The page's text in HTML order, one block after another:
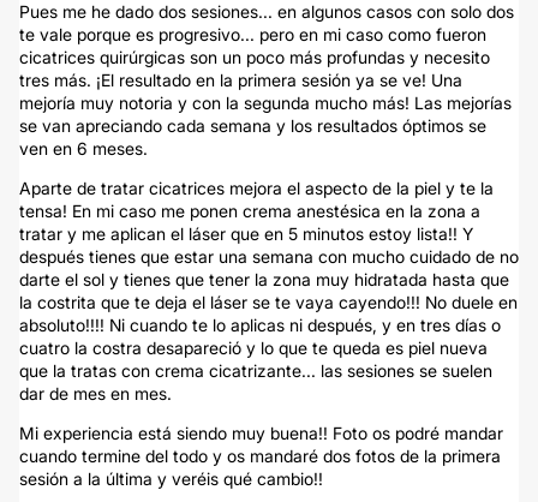
Pues me he dado dos sesiones... en algunos casos con solo dos
te vale porque es progresivo... pero en mi caso como fueron
cicatrices quirúrgicas son un poco más profundas y necesito
tres más. ¡El resultado en la primera sesión ya se ve! Una
mejoría muy notoria y con la segunda mucho más! Las mejorías
se van apreciando cada semana y los resultados óptimos se
ven en 6 meses.
Aparte de tratar cicatrices mejora el aspecto de la piel y te la
tensa! En mi caso me ponen crema anestésica en la zona a
tratar y me aplican el láser que en 5 minutos estoy lista!! Y
después tienes que estar una semana con mucho cuidado de no
darte el sol y tienes que tener la zona muy hidratada hasta que
la costrita que te deja el láser se te vaya cayendo!!! No duele en
absoluto!!!! Ni cuando te lo aplicas ni después, y en tres días o
cuatro la costra desapareció y lo que te queda es piel nueva
que la tratas con crema cicatrizante... las sesiones se suelen
dar de mes en mes.
Mi experiencia está siendo muy buena!! Foto os podré mandar
cuando termine del todo y os mandaré dos fotos de la primera
sesión a la última y veréis qué cambio!!